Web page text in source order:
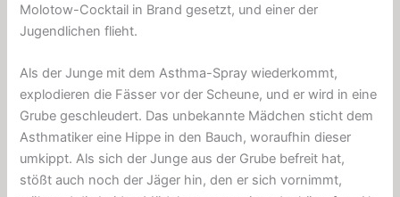
Molotow-Cocktail in Brand gesetzt, und einer der
Jugendlichen flieht.
Als der Junge mit dem Asthma-Spray wiederkommt,
explodieren die Fässer vor der Scheune, und er wird in eine
Grube geschleudert. Das unbekannte Mädchen sticht dem
Asthmatiker eine Hippe in den Bauch, woraufhin dieser
umkippt. Als sich der Junge aus der Grube befreit hat,
stößt auch noch der Jäger hin, den er sich vornimmt,